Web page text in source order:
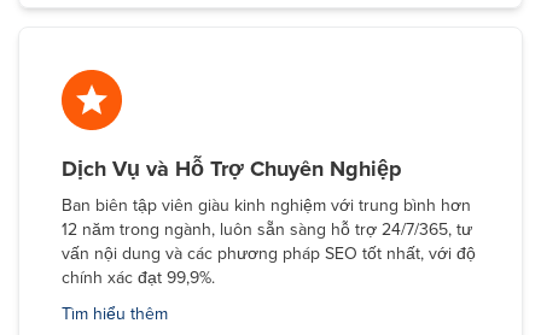
Dịch Vụ và Hỗ Trợ Chuyên Nghiệp
Ban biên tập viên giàu kinh nghiệm với trung bình hơn
12 năm trong ngành, luôn sẵn sàng hỗ trợ 24/7/365, tư
vấn nội dung và các phương pháp SEO tốt nhất, với độ
chính xác đạt 99,9%.
Tìm hiểu thêm